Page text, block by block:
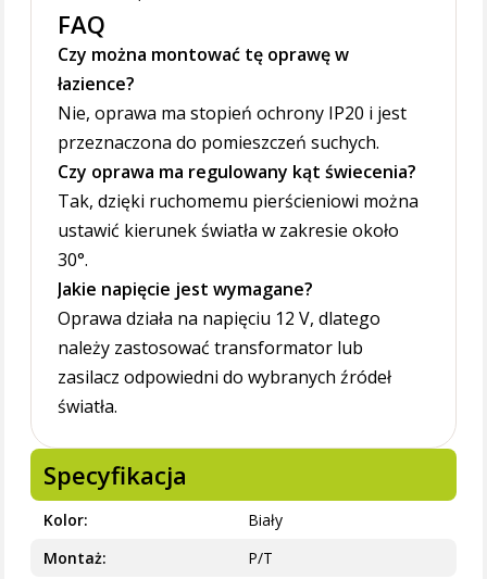
FAQ
Czy można montować tę oprawę w
łazience?
Nie, oprawa ma stopień ochrony IP20 i jest
przeznaczona do pomieszczeń suchych.
Czy oprawa ma regulowany kąt świecenia?
Tak, dzięki ruchomemu pierścieniowi można
ustawić kierunek światła w zakresie około
30°.
Jakie napięcie jest wymagane?
Oprawa działa na napięciu 12 V, dlatego
należy zastosować transformator lub
zasilacz odpowiedni do wybranych źródeł
światła.
Specyfikacja
Kolor
Biały
Montaż
P/T